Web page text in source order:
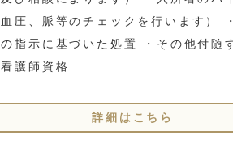
血圧、脈等のチェックを行います）
の指示に基づいた処置 ・その他付随
看護師資格 …
詳細はこちら